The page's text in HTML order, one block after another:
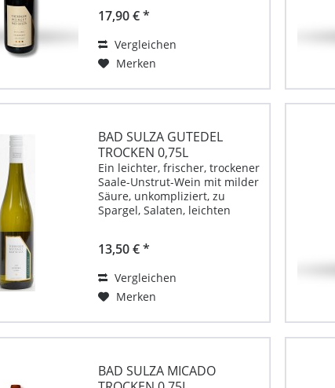
die kraftvolle Struktur des
Thüringer Weingut Bad...
17,90 € *
Vergleichen
Merken
BAD SULZA GUTEDEL
TROCKEN 0,75L
Ein leichter, frischer, trockener
Saale-Unstrut-Wein mit milder
Säure, unkompliziert, zu
Spargel, Salaten, leichten
Gutedel 0,75l von Weingut Bad
Thüringer Weingut Bad...
13,50 € *
Vergleichen
Merken
BAD SULZA MICADO